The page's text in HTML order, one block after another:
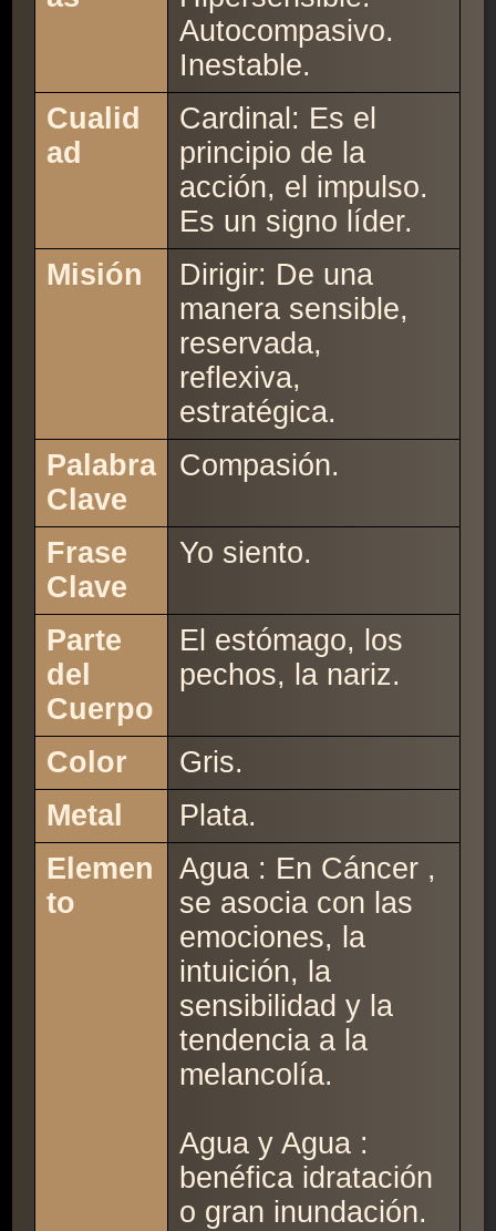
Autocompasivo.
Inestable.
Cualid
ad
Cardinal: Es el
principio de la
acción, el impulso.
Es un signo líder.
Misión
Dirigir: De una
manera sensible,
reservada,
reflexiva,
estratégica.
Palabra
Clave
Compasión.
Frase
Clave
Yo siento.
Parte
del
Cuerpo
El estómago, los
pechos, la nariz.
Color
Gris.
Metal
Plata.
Elemen
to
Agua : En Cáncer ,
se asocia con las
emociones, la
intuición, la
sensibilidad y la
tendencia a la
melancolía.
Agua y Agua :
benéfica idratación
o gran inundación.